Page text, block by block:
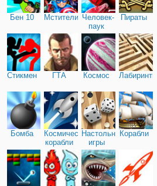
Бен 10 Мстители Человек-
паук
Пираты
Стикмен ГТА Космос Лабиринты
Бомба
Космические
корабли
Настольные
игры
Корабли